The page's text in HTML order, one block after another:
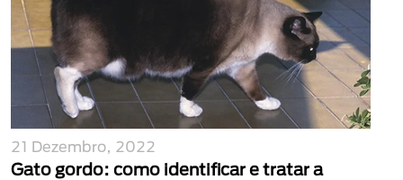
21 Dezembro, 2022
Gato gordo: como identificar e tratar a